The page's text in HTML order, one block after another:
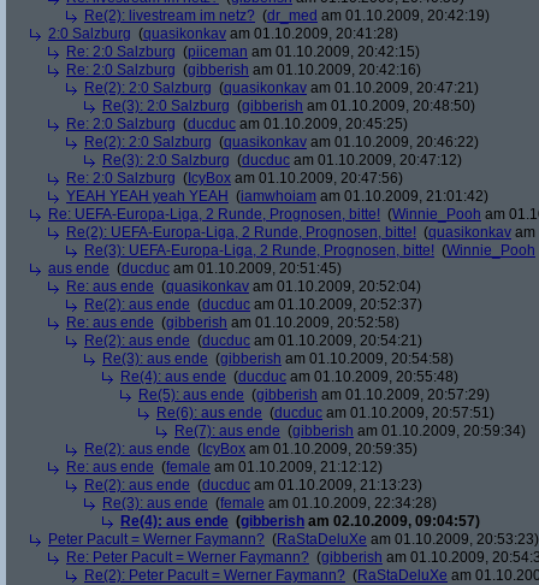
Re(2): livestream im netz? (dr_med am 01.10.2009, 20:42:19)
2:0 Salzburg (quasikonkav am 01.10.2009, 20:41:28)
Re: 2:0 Salzburg (piiceman am 01.10.2009, 20:42:15)
Re: 2:0 Salzburg (gibberish am 01.10.2009, 20:42:16)
Re(2): 2:0 Salzburg (quasikonkav am 01.10.2009, 20:47:21)
Re(3): 2:0 Salzburg (gibberish am 01.10.2009, 20:48:50)
Re: 2:0 Salzburg (ducduc am 01.10.2009, 20:45:25)
Re(2): 2:0 Salzburg (quasikonkav am 01.10.2009, 20:46:22)
Re(3): 2:0 Salzburg (ducduc am 01.10.2009, 20:47:12)
Re: 2:0 Salzburg ( IcyBox am 01.10.2009, 20:47:56)
YEAH YEAH yeah YEAH (iamwhoiam am 01.10.2009, 21:01:42)
Re: UEFA-Europa-Liga, 2 Runde, Prognosen, bitte! (Winnie_Pooh am
Re(2): UEFA-Europa-Liga, 2 Runde, Prognosen, bitte! (quasikonkav am
Re(3): UEFA-Europa-Liga, 2 Runde, Prognosen, bitte! (Winnie_Pooh
aus ende (ducduc am 01.10.2009, 20:51:45)
Re: aus ende (quasikonkav am 01.10.2009, 20:52:04)
Re(2): aus ende (ducduc am 01.10.2009, 20:52:37)
Re: aus ende (gibberish am 01.10.2009, 20:52:58)
Re(2): aus ende (ducduc am 01.10.2009, 20:54:21)
Re(3): aus ende (gibberish am 01.10.2009, 20:54:58)
Re(4): aus ende (ducduc am 01.10.2009, 20:55:48)
Re(5): aus ende (gibberish am 01.10.2009, 20:57:29)
Re(6): aus ende (ducduc am 01.10.2009, 20:57:51)
Re(7): aus ende (gibberish am 01.10.2009, 20:59:34)
Re(2): aus ende ( IcyBox am 01.10.2009, 20:59:35)
Re: aus ende (female am 01.10.2009, 21:12:12)
Re(2): aus ende (ducduc am 01.10.2009, 21:13:23)
Re(3): aus ende (female am 01.10.2009, 22:34:28)
Re(4): aus ende (gibberish am 02.10.2009, 09:04:57)
Peter Pacult = Werner Faymann? (RaStaDeluXe am 01.10.2009, 20:53:23)
Re: Peter Pacult = Werner Faymann? (gibberish am 01.10.2009,
Re(2): Peter Pacult = Werner Faymann? (RaStaDeluXe am